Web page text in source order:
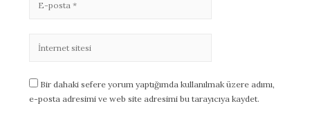
Bir dahaki sefere yorum yaptığımda kullanılmak üzere adımı,
e-posta adresimi ve web site adresimi bu tarayıcıya kaydet.